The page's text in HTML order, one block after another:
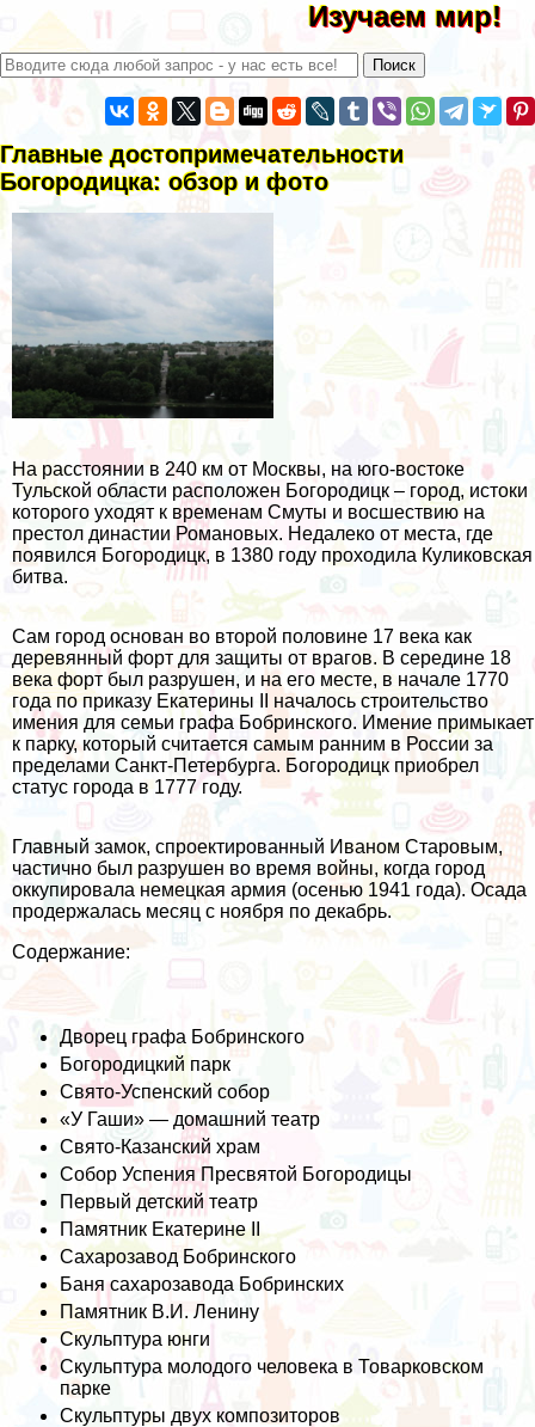
Изучаем мир!
Главные достопримечательности
Богородицка: обзор и фото
На расстоянии в 240 км от Москвы, на юго-востоке
Тульской области расположен Богородицк – город, истоки
которого уходят к временам Смуты и восшествию на
престол династии Романовых. Недалеко от места, где
появился Богородицк, в 1380 году проходила Куликовская
битва.
Сам город основан во второй половине 17 века как
деревянный форт для защиты от врагов. В середине 18
века форт был разрушен, и на его месте, в начале 1770
года по приказу Екатерины II началось строительство
имения для семьи графа Бобринского. Имение примыкает
к парку, который считается самым ранним в России за
пределами Санкт-Петербурга. Богородицк приобрел
статус города в 1777 году.
Главный замок, спроектированный Иваном Старовым,
частично был разрушен во время войны, когда город
оккупировала немецкая армия (осенью 1941 года). Осада
продержалась месяц с ноября по декабрь.
Содержание:
Дворец графа Бобринского
Богородицкий парк
Свято-Успенский собор
«У Гаши» — домашний театр
Свято-Казанский храм
Собор Успения Пресвятой Богородицы
Первый детский театр
Памятник Екатерине II
Сахарозавод Бобринского
Баня сахарозавода Бобринских
Памятник В.И. Ленину
Скульптура юнги
Скульптура молодого человека в Товарковском
парке
Скульптуры двух композиторов